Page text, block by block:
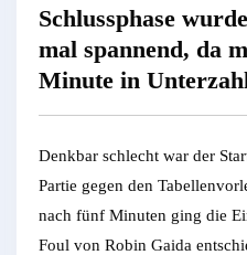
Schlussphase
mal spannend, da
Minute in
Denkbar schlecht war der
Partie gegen den
nach fünf Minuten ging die
Foul von Robin Gaida